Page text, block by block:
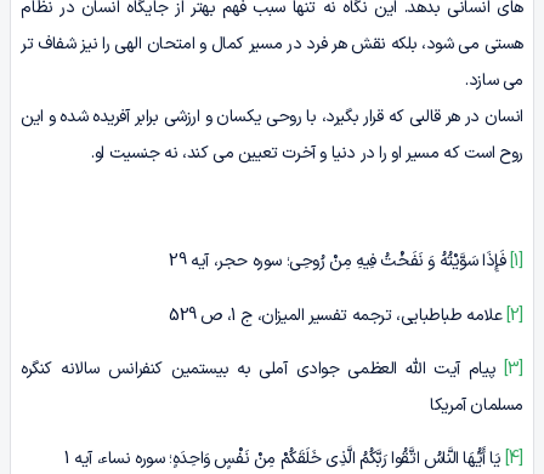
های انسانی بدهد. این نگاه نه تنها سبب فهم بهتر از جایگاه انسان در نظام
هستی می شود، بلکه نقش هر فرد در مسیر کمال و امتحان الهی را نیز شفاف تر
می سازد.
انسان در هر قالبی که قرار بگیرد، با روحی یکسان و ارزشی برابر آفریده شده و این
روح است که مسیر او را در دنیا و آخرت تعیین می کند، نه جنسیت او.
[1] فَإِذَا سَوَّیْتُهُ وَ نَفَخْتُ فِیهِ مِنْ رُوحِی؛ سوره حجر، آیه 29
[2] علامه طباطبایی، ترجمه تفسیر المیزان، ج 1، ص 529
[3]
پیام آیت الله العظمی جوادی آملی به بیستمین کنفرانس سالانه کنگره
مسلمان آمریکا
[4] یَا أَیُّهَا النَّاسُ اتَّقُوا رَبَّکُمُ الَّذِی خَلَقَکُمْ مِنْ نَفْسٍ وَاحِدَهٍ؛ سوره نساء، آیه 1